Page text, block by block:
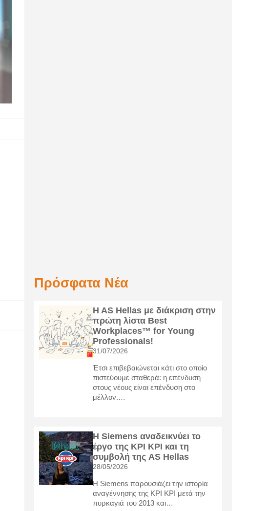
Πρόσφατα Νέα
H AS Hellas με διάκριση στην
πρώτη λίστα Best
Workplaces™ for Young
Professionals!
31/07/2026
Έτσι επιβεβαιώνεται κάτι στο οποίο
πιστεύουμε σταθερά: η επένδυση
στους νέους είναι επένδυση στο
μέλλον.…
Η Siemens αναδεικνύει το
έργο της KΡI KΡI και τη
συμβολή της AS Hellas
28/05/2026
Η Siemens παρουσιάζει την ιστορία
αναγέννησης της KΡI KΡI μετά την
πυρκαγιά του 2013 και…